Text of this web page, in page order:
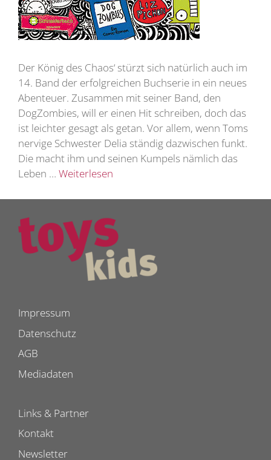
Der König des Chaos‘ stürzt sich natürlich auch im
14. Band der erfolgreichen Buchserie in ein neues
Abenteuer. Zusammen mit seiner Band, den
DogZombies, will er einen Hit schreiben, doch das
ist leichter gesagt als getan. Vor allem, wenn Toms
nervige Schwester Delia ständig dazwischen funkt.
Die macht ihm und seinen Kumpels nämlich das
Leben … Weiterlesen
Impressum
Datenschutz
AGB
Mediadaten
Links & Partner
Kontakt
Newsletter